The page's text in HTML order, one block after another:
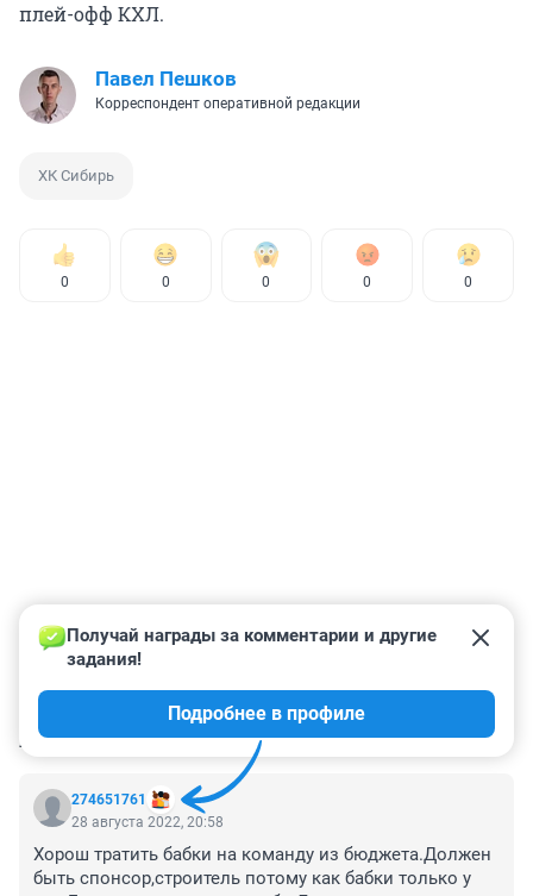
плей-офф КХЛ.
Павел Пешков
Корреспондент оперативной редакции
ХК Сибирь
0 0 0 0 0
КОММЕНТАРИИ 18
274651761
Получай награды за комментарии и другие
задания!
Подробнее в профиле
28 августа 2022, 20:58
Хорош тратить бабки на команду из бюджета.Должен
быть спонсор,строитель потому как бабки только у